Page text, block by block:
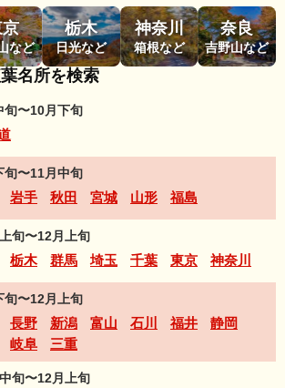
など
栃木
日光など
神奈川
箱根など
奈良
吉野山など
名所を検索
旬〜10月下旬
旬〜11月中旬
岩手 秋田 宮城 山形 福島
旬〜12月上旬
栃木 群馬 埼玉 千葉 東京 神奈川
旬〜12月上旬
長野 新潟 富山 石川 福井
静岡
岐阜 三重
旬〜12月上旬